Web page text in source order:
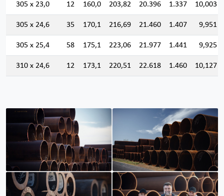
305 x 23,0 12 160,0 203,82 20.396 1.337 10,003
305 x 24,6 35 170,1 216,69 21.460 1.407 9,951
305 x 25,4 58 175,1 223,06 21.977 1.441 9,925
310 x 24,6 12 173,1 220,51 22.618 1.460 10,127